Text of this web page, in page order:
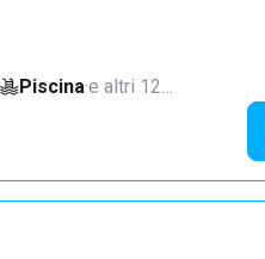
Piscina·e altri 12…